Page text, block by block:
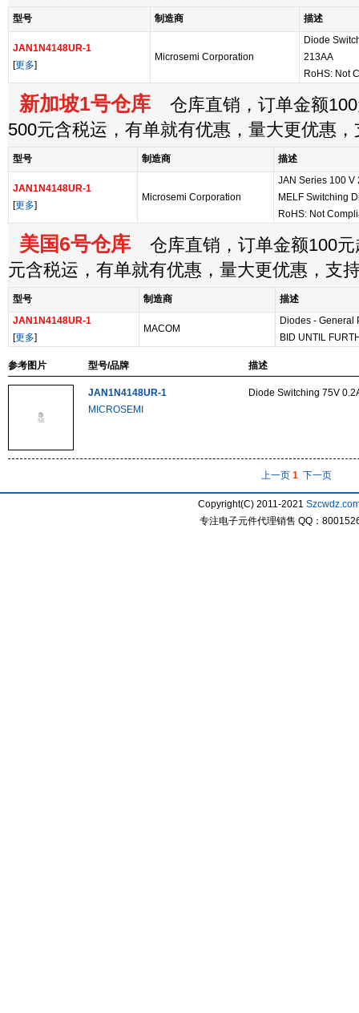
型号 制造商 描述
JAN1N4148UR-1
[更多]
Microsemi Corporation
Diode
213AA
RoHS: Not
新加坡1号仓库 仓库直销，订单金额
500元含税运，有单就有优惠，量大更优惠
型号 制造商 描述
JAN1N4148UR-1
[更多]
Microsemi Corporation
JAN Series 100 V
MELF Switching
RoHS: Not
美国6号仓库 仓库直销，订单金额100元
元含税运，有单就有优惠，量大更优惠，支
型号 制造商
描述
JAN1N4148UR-1
[更多]
MACOM
Diodes - General
BID UNTIL
参考图片 型号/品牌 描述
JAN1N4148UR-1
MICROSEMI
Diode Switching 75V
上一页 1 下一页
Copyright(C) 2011-2021
专注电子元件代理销售 QQ：